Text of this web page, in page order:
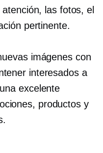
las fotos, el
pertinente.
imágenes con
interesados ​​a
excelente
productos y